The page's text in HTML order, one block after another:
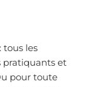
: tous les
pratiquants et
pour toute